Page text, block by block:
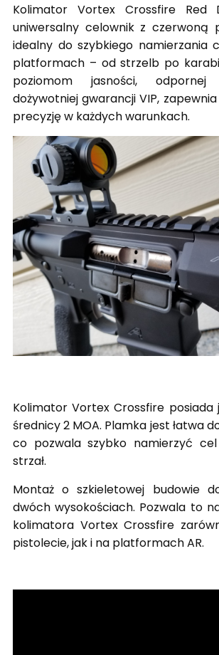
Kolimator Vortex Crossfire
uniwersalny celownik z czerwoną
idealny do szybkiego namierzania
platformach – od strzelb po
poziomom jasności,
dożywotniej gwarancji VIP,
precyzję w każdych warunkach.
Kolimator Vortex Crossfire
średnicy 2 MOA. Plamka jest łatwa
co pozwala szybko namierzyć
strzał.
Montaż o szkieletowej budowie
dwóch wysokościach. Pozwala to
kolimatora Vortex Crossfire
pistolecie, jak i na platformach AR.